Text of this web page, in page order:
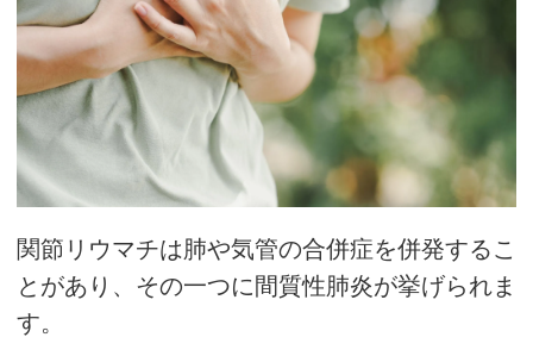
関節リウマチは肺や気管の合併症を併発するこ
とがあり、その一つに間質性肺炎が挙げられま
す。